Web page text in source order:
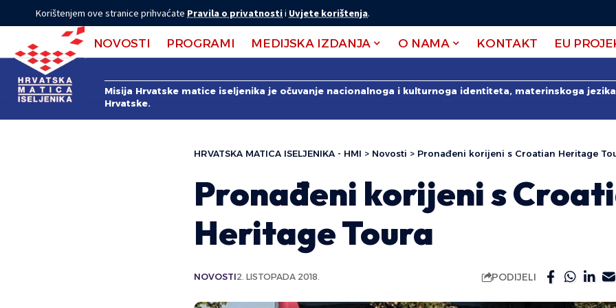
Korištenjem ove stranice prihvaćate Pravila o privatnostii Uvjete korištenja.
NOVOSTI PROGRAMI MEDIJSKA IZDANJA O NAMA KONTAKT EU
Misija Hrvatske matice iseljenika je očuvanje nacionalnoga i kulturnoga identiteta, materinskoga
Hrvatske.
HRVATSKA MATICA ISELJENIKA - HMI > Novosti > Pronađeni korijeni s Croatian Heritage
Pronađeni korijeni s
Heritage Toura
NOVOSTI2. LISTOPADA 2018. PODIJELI